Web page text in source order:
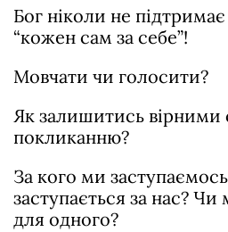
Бог ніколи не
“кожен сам за себе”!
Мовчати чи голосити?
Як залишитись вірними
покликанню?
За кого ми
заступається за нас?
для одного?